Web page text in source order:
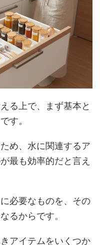
る上で、まず基本と
す。
め、水に関連するア
最も効率的だと言え
必要なものを、その
るからです。
アイテムをいくつか